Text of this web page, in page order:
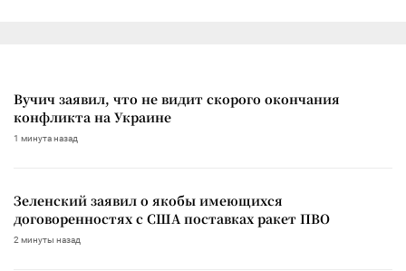
Вучич заявил, что не видит скорого окончания
конфликта на Украине
1 минута назад
Зеленский заявил о якобы имеющихся
договоренностях с США поставках ракет ПВО
2 минуты назад